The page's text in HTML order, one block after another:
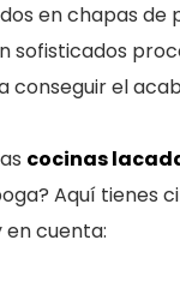
en chapas de
sofisticados
conseguir el
cocinas
Aquí tienes
cuenta: